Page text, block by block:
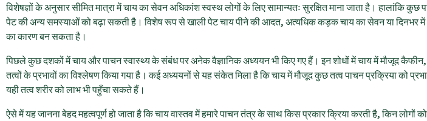
विशेषज्ञों के अनुसार सीमित मात्रा में चाय का सेवन अधिकांश स्वस्थ लोगों के लिए सामान्यतः सुरक्षित माना जाता है। हालांकि कुछ
पेट की अन्य समस्याओं को बढ़ा सकती है। विशेष रूप से खाली पेट चाय पीने की आदत, अत्यधिक कड़क चाय का सेवन या दिनभर में
का कारण बन सकता है।
पिछले कुछ दशकों में चाय और पाचन स्वास्थ्य के संबंध पर अनेक वैज्ञानिक अध्ययन भी किए गए हैं। इन शोधों में चाय में मौजूद
तत्वों के प्रभावों का विश्लेषण किया गया है। कई अध्ययनों से यह संकेत मिला है कि चाय में मौजूद कुछ तत्व पाचन प्रक्रिया को
यही तत्व शरीर को लाभ भी पहुँचा सकते हैं।
ऐसे में यह जानना बेहद महत्वपूर्ण हो जाता है कि चाय वास्तव में हमारे पाचन तंत्र के साथ किस प्रकार क्रिया करती है, किन लोगों